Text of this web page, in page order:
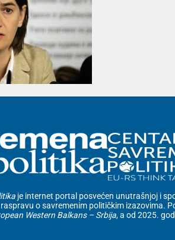
je internet portal posvećen unutrašnjoj i
o savremenim političkim izazovima.
Western Balkans – Srbija, a od 2025.